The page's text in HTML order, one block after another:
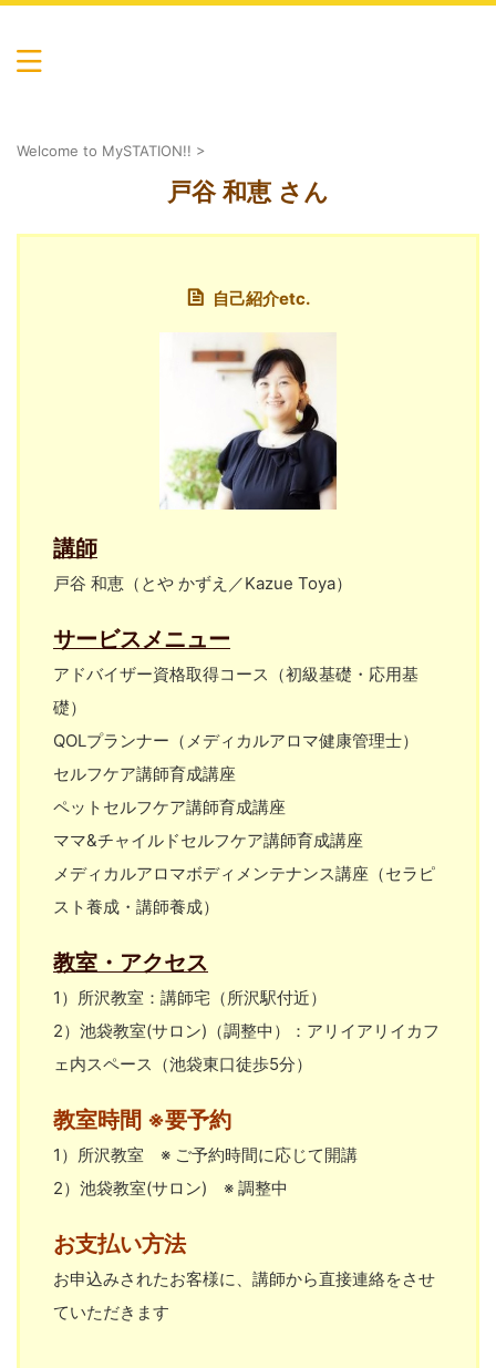
Welcome to MySTATION!! >
戸谷 和恵 さん
自己紹介etc.
講師
戸谷 和恵（とや かずえ／Kazue Toya）
サービスメニュー
アドバイザー資格取得コース（初級基礎・応用基
礎）
QOLプランナー（メディカルアロマ健康管理士）
セルフケア講師育成講座
ペットセルフケア講師育成講座
ママ&チャイルドセルフケア講師育成講座
メディカルアロマボディメンテナンス講座（セラピ
スト養成・講師養成）
教室・アクセス
1）所沢教室：講師宅（所沢駅付近）
2）池袋教室(サロン)（調整中）：アリイアリイカフ
ェ内スペース（池袋東口徒歩5分）
教室時間 ※要予約
1）所沢教室 ※ ご予約時間に応じて開講
2）池袋教室(サロン) ※ 調整中
お支払い方法
お申込みされたお客様に、講師から直接連絡をさせ
ていただきます